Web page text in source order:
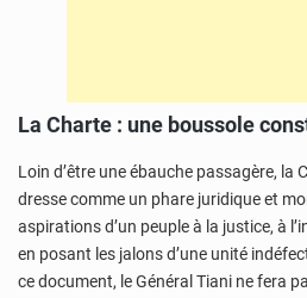
La Charte : une boussole
Loin d’être une ébauche passagère, la
dresse comme un phare juridique et
aspirations d’un peuple à la justice, à
en posant les jalons d’une unité
ce document, le Général Tiani ne fera